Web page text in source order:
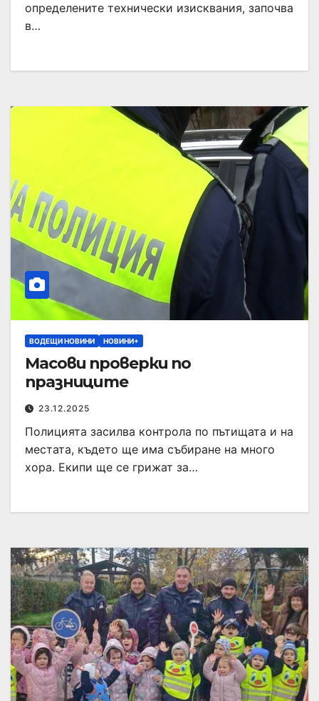
определените технически изисквания, започва
в…
ВОДЕЩИ НОВИНИ НОВИНИ+
Масови проверки по
празниците
23.12.2025
Полицията засилва контрола по пътищата и на
местата, където ще има събиране на много
хора. Екипи ще се грижат за…